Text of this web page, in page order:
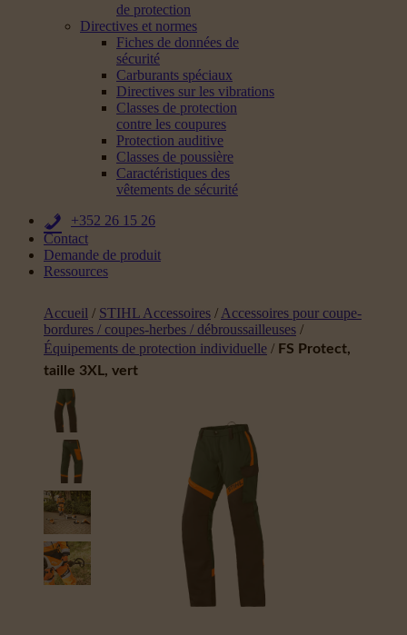
de protection
Directives et normes
Fiches de données de
sécurité
Carburants spéciaux
Directives sur les vibrations
Classes de protection
contre les coupures
Protection auditive
Classes de poussière
Caractéristiques des
vêtements de sécurité
+352 26 15 26
Contact
Demande de produit
Ressources
Accueil / STIHL Accessoires / Accessoires pour coupe-
bordures / coupes-herbes / débroussailleuses /
Équipements de protection individuelle / FS Protect,
taille 3XL, vert